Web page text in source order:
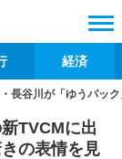
経済
長谷川が「ゆうパッ
TVCMに出
の表情を見